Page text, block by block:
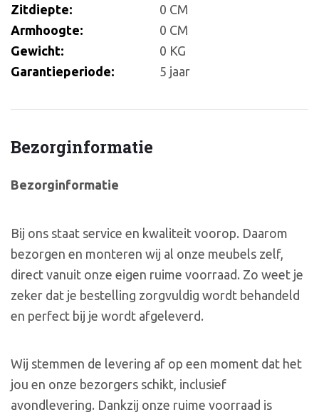
Zitdiepte:
0 CM
Armhoogte:
0 CM
Gewicht:
0 KG
Garantieperiode:
5 jaar
Bezorginformatie
Bezorginformatie
Bij ons staat service en kwaliteit voorop. Daarom
bezorgen en monteren wij al onze meubels zelf,
direct vanuit onze eigen ruime voorraad. Zo weet je
zeker dat je bestelling zorgvuldig wordt behandeld
en perfect bij je wordt afgeleverd.
Wij stemmen de levering af op een moment dat het
jou en onze bezorgers schikt, inclusief
avondlevering. Dankzij onze ruime voorraad is